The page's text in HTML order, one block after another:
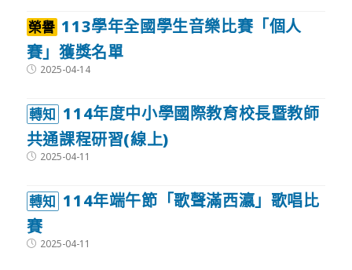
榮譽 113學年全國學生音樂比賽「個人
賽」獲獎名單
Post2025-04-14
轉知 114年度中小學國際教育校長暨教師
共通課程研習(線上)
Post2025-04-11
轉知 114年端午節「歌聲滿西瀛」歌唱比
賽
Post2025-04-11